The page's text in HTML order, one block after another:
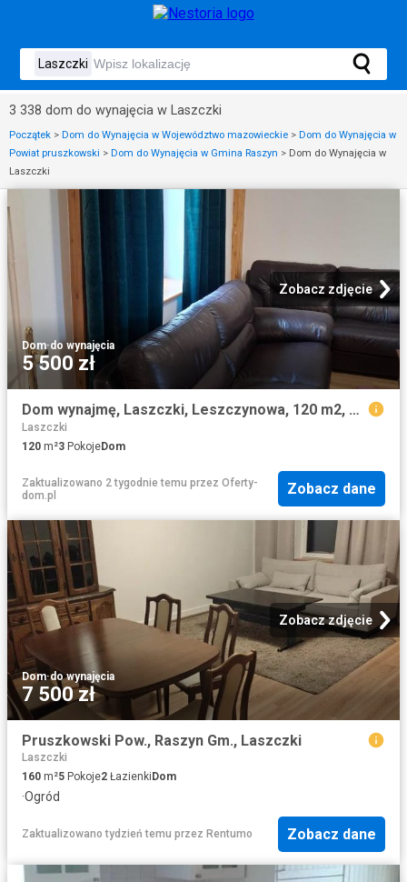
3 338 dom do wynajęcia w Laszczki
Początek > Dom do Wynajęcia w Województwo mazowieckie > Dom do Wynajęcia w
Powiat pruszkowski > Dom do Wynajęcia w Gmina Raszyn > Dom do Wynajęcia w
Laszczki
Zobacz zdjęcie
Dom·do wynajęcia
5 500 zł
Dom wynajmę, Laszczki, Leszczynowa, 120 m2, cena: 5 500 zł
Laszczki
120 m²3 PokojeDom
Zaktualizowano 2 tygodnie temu przez Oferty-
dom.pl
Zobacz dane
Zobacz zdjęcie
Dom·do wynajęcia
7 500 zł
Pruszkowski Pow., Raszyn Gm., Laszczki
Laszczki
160 m²5 Pokoje2 Łazienki Dom
·Ogród
Zaktualizowano tydzień temu przez Rentumo Zobacz dane